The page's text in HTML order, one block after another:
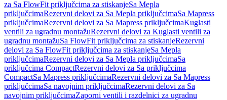
za Sa FlowFit priključcima za stiskanjeSa Mepla
priključcimaRezervni delovi za Sa Mepla priključcimaSa Mapress
priključcimaRezervni delovi za Sa Mapress priključcimaKuglasti
ventili za ugradnu montažuRezervni delovi za Kuglasti ventili za
ugradnu montažuSa FlowFit priključcima za stiskanjeRezervni
delovi za Sa FlowFit priključcima za stiskanjeSa Mepla
priključcimaRezervni delovi za Sa Mepla priključcimaSa
priključcima CompactRezervni delovi za Sa priključcima
CompactSa Mapress priključcimaRezervni delovi za Sa Mapress
priključcimaSa navojnim priključcimaRezervni delovi za Sa
navojnim priključcimaZaporni ventili i razdelnici za ugradnu